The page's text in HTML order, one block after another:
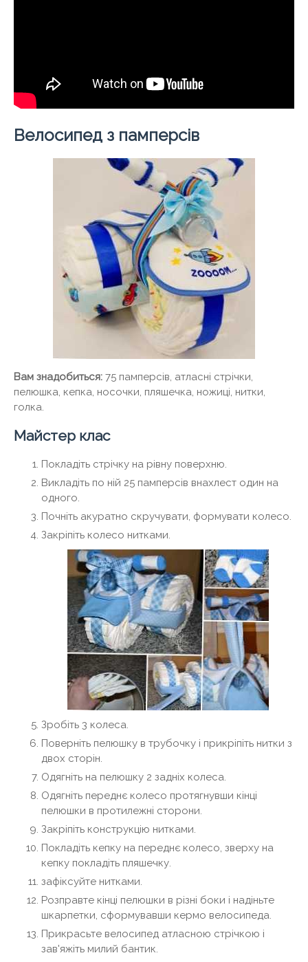
Велосипед з памперсів
Вам знадобиться: 75 памперсів, атласні стрічки,
пелюшка, кепка, носочки, пляшечка, ножиці, нитки,
голка.
Майстер клас
Покладіть стрічку на рівну поверхню.
Викладіть по ній 25 памперсів внахлест один на
одного.
Почніть акуратно скручувати, формувати колесо.
Закріпіть колесо нитками.
Зробіть 3 колеса.
Поверніть пелюшку в трубочку і прикріпіть нитки з
двох сторін.
Одягніть на пелюшку 2 задніх колеса.
Одягніть переднє колесо протягнувши кінці
пелюшки в протилежні сторони.
Закріпіть конструкцію нитками.
Покладіть кепку на переднє колесо, зверху на
кепку покладіть пляшечку.
зафіксуйте нитками.
Розправте кінці пелюшки в різні боки і надіньте
шкарпетки, сформувавши кермо велосипеда.
Прикрасьте велосипед атласною стрічкою і
зав'яжіть милий бантик.